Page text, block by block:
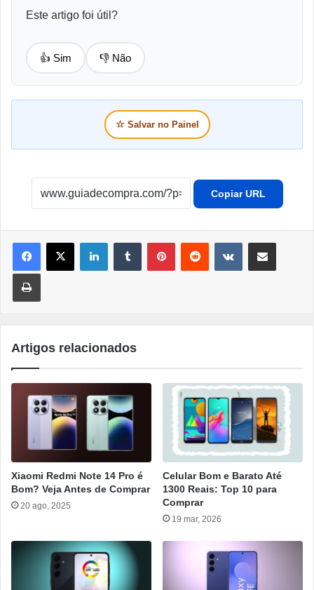
Este artigo foi útil?
👍 Sim 👎 Não
☆ Salvar no Painel
Copiar URL
LinkedinTumblr PinterestReddit VK Compartilhar por e-mail
Imprimir
Artigos relacionados
Xiaomi Redmi Note 14 Pro é
Bom? Veja Antes de Comprar
20 ago, 2025
Celular Bom e Barato Até
1300 Reais: Top 10 para
Comprar
19 mar, 2026